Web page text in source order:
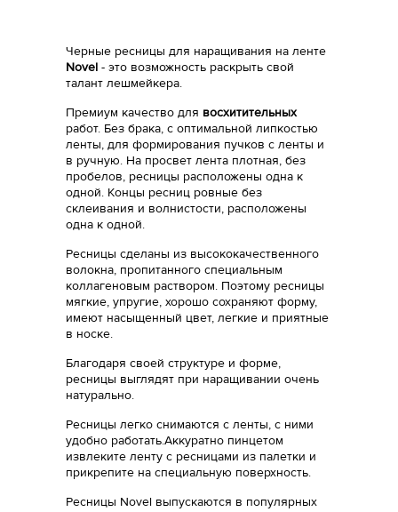
Черные ресницы для наращивания на ленте
Novel - это возможность раскрыть свой
талант лешмейкера.
Премиум качество для восхитительных
работ. Без брака, с оптимальной липкостью
ленты, для формирования пучков с ленты и
в ручную. На просвет лента плотная, без
пробелов, ресницы расположены одна к
одной. Концы ресниц ровные без
склеивания и волнистости, расположены
одна к одной.
Ресницы сделаны из высококачественного
волокна, пропитанного специальным
коллагеновым раствором. Поэтому ресницы
мягкие, упругие, хорошо сохраняют форму,
имеют насыщенный цвет, легкие и приятные
в носке.
Благодаря своей структуре и форме,
ресницы выглядят при наращивании очень
натурально.
Ресницы легко снимаются с ленты, с ними
удобно работать.Аккуратно пинцетом
извлеките ленту с ресницами из палетки и
прикрепите на специальную поверхность.
Ресницы Novel выпускаются в популярных